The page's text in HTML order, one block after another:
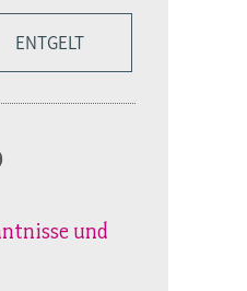
ENTGELT
und